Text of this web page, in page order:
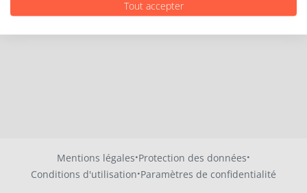
Mentions légales·Protection des données·
Conditions d'utilisation·Paramètres de confidentialité
Tout accepter